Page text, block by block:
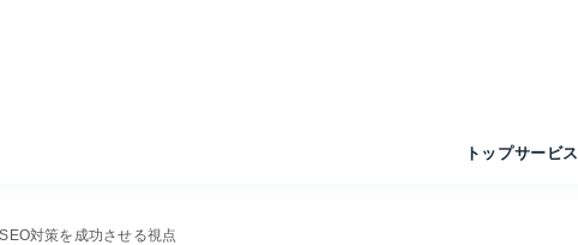
トップサービス
対策を成功させる視点